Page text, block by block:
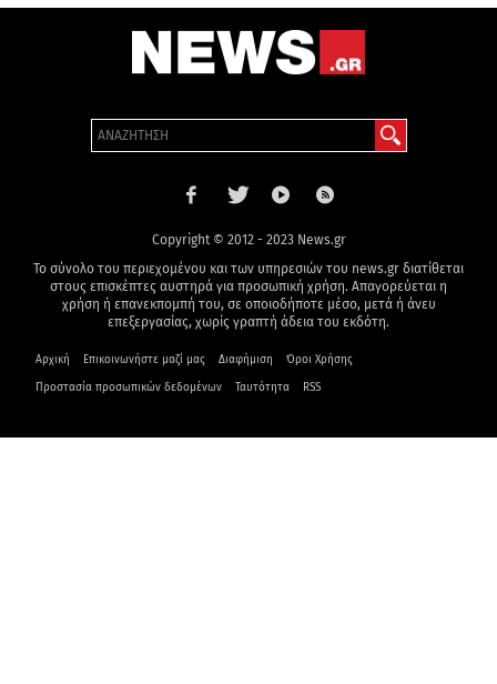
Copyright © 2012 - 2023 News.gr
Το σύνολο του περιεχομένου και των υπηρεσιών του news.gr διατίθεται
στους επισκέπτες αυστηρά για προσωπική χρήση. Απαγορεύεται η
χρήση ή επανεκπομπή του, σε οποιοδήποτε μέσο, μετά ή άνευ
επεξεργασίας, χωρίς γραπτή άδεια του εκδότη.
Αρχική Επικοινωνήστε μαζί μας Διαφήμιση Όροι Χρήσης
Προστασία προσωπικών δεδομένων Ταυτότητα RSS